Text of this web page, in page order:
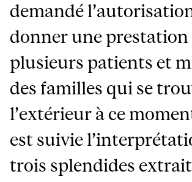
demandé
donner une
plusieurs patients et
des familles qui se
l’extérieur à ce
est suivie
trois splendides